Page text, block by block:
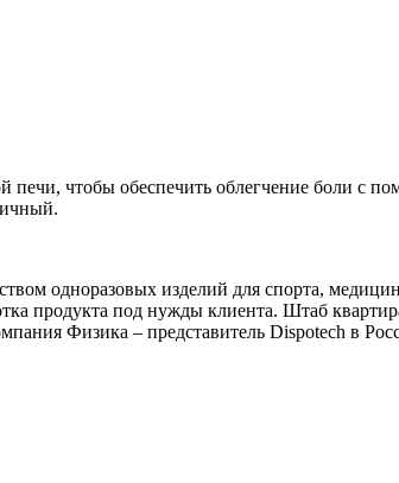
чтобы обеспечить облегчение боли с
одноразовых изделий для спорта,
продукта под нужды клиента. Штаб
Физика – представитель Dispotech в